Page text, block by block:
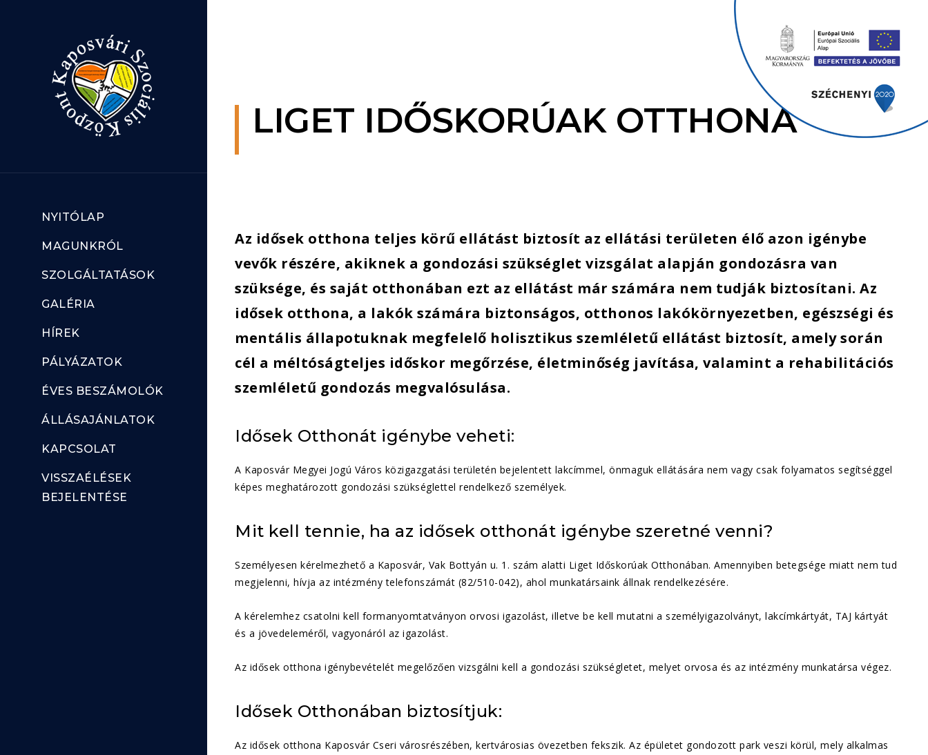
NYITÓLAP
MAGUNKRÓL
SZOLGÁLTATÁSOK
GALÉRIA
HÍREK
PÁLYÁZATOK
ÉVES BESZÁMOLÓK
ÁLLÁSAJÁNLATOK
KAPCSOLAT
VISSZAÉLÉSEK
BEJELENTÉSE
LIGET IDŐSKORÚAK OTTHONA
Az idősek otthona teljes körű ellátást biztosít az ellátási területen élő azon igénybe
vevők részére, akiknek a gondozási szükséglet vizsgálat alapján gondozásra van
szüksége, és saját otthonában ezt az ellátást már számára nem tudják biztosítani. Az
idősek otthona, a lakók számára biztonságos, otthonos lakókörnyezetben, egészségi és
mentális állapotuknak megfelelő holisztikus szemléletű ellátást biztosít, amely során
cél a méltóságteljes időskor megőrzése, életminőség javítása, valamint a rehabilitációs
szemléletű gondozás megvalósulása.
Idősek Otthonát igénybe veheti:
A Kaposvár Megyei Jogú Város közigazgatási területén bejelentett lakcímmel, önmaguk ellátására nem vagy csak folyamatos segítséggel
képes meghatározott gondozási szükséglettel rendelkező személyek.
Mit kell tennie, ha az idősek otthonát igénybe szeretné venni?
Személyesen kérelmezhető a Kaposvár, Vak Bottyán u. 1. szám alatti Liget Időskorúak Otthonában. Amennyiben betegsége miatt nem tud
megjelenni, hívja az intézmény telefonszámát (82/510-042), ahol munkatársaink állnak rendelkezésére.
A kérelemhez csatolni kell formanyomtatványon orvosi igazolást, illetve be kell mutatni a személyigazolványt, lakcímkártyát, TAJ kártyát
és a jövedeleméről, vagyonáról az igazolást.
Az idősek otthona igénybevételét megelőzően vizsgálni kell a gondozási szükségletet, melyet orvosa és az intézmény munkatársa végez.
Idősek Otthonában biztosítjuk:
Az idősek otthona Kaposvár Cseri városrészében, kertvárosias övezetben fekszik. Az épületet gondozott park veszi körül, mely alkalmas